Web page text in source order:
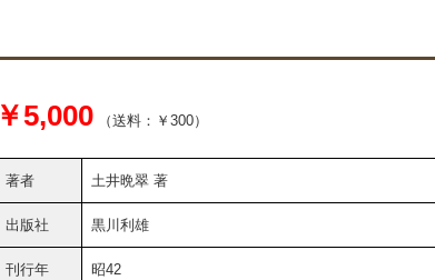
￥5,000 （送料：￥300）
著者 土井晩翠 著
出版社 黒川利雄
刊行年 昭42